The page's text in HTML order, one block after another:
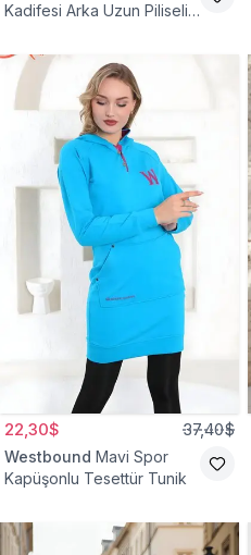
Kadifesi Arka Uzun Piliseli
22,30$ 37,40$
Westbound Mavi Spor
Kapüşonlu Tesettür Tunik